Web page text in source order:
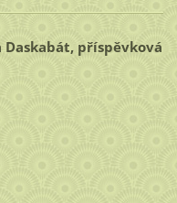
příspěvková